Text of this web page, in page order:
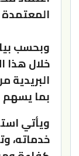
المعتمدة
وبحسب
خلال هذا
البريدية
بما يسهم
ويأتي
خدماته،